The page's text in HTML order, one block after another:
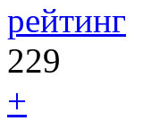
рейтинг
229
+